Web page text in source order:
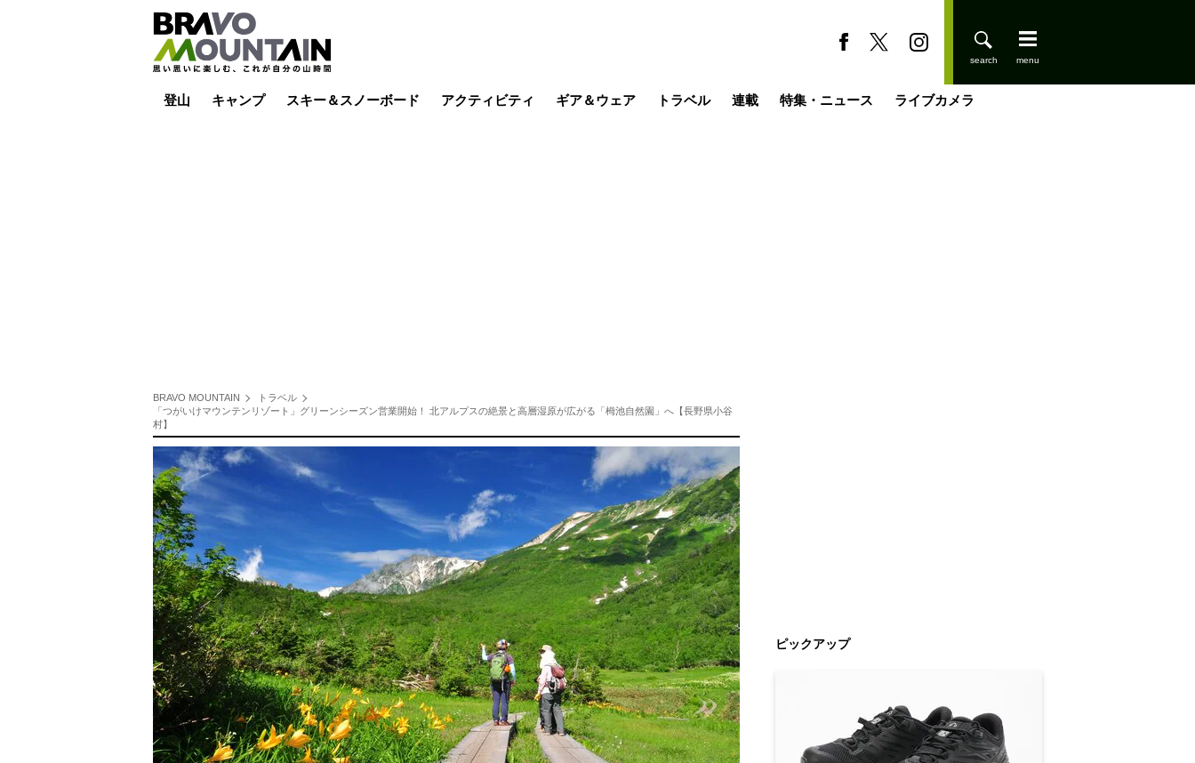
登山 キャンプ スキー＆スノーボード アクティビティ ギア＆ウェア トラベル 連載 特集・ニュース ライブカメラ
BRAVO MOUNTAIN
トラベル
「つがいけマウンテンリゾート」グリーンシーズン営業開始！ 北アルプスの絶景と高層湿原が広がる「栂池自然園」へ【長野県小谷
村】
ピックアップ